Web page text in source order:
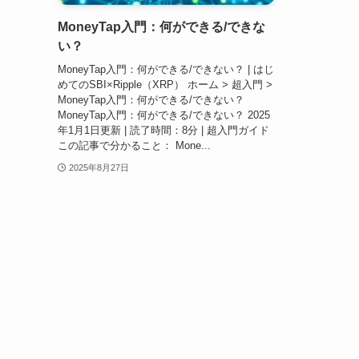
MoneyTap入門：何ができる/できな
い？
MoneyTap入門：何ができる/できない？ | はじ
めてのSBI×Ripple（XRP） ホーム > 超入門 >
MoneyTap入門：何ができる/できない？
MoneyTap入門：何ができる/できない？ 2025
年1月1日更新 | 読了時間：8分 | 超入門ガイド
この記事で分かること： Mone...
2025年8月27日